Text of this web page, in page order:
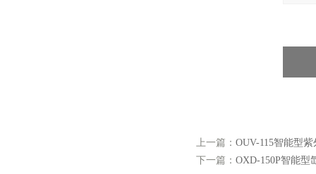
上一篇： OUV-115智能型
下一篇： OXD-150P智能型